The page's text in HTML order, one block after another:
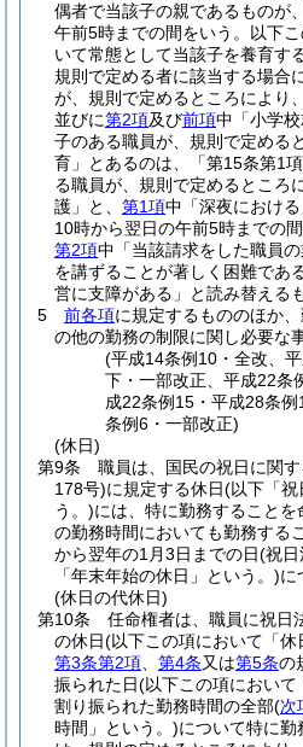
偶者で当該子の親であるものが
午前5時までの間をいう。以下
いて常態として当該子を養育す
規則で定める者に該当する場合
が、規則で定めるところにより
並びに第2項及び前項中「小学
子のある職員が、規則で定める
育」とあるのは、「第15条第1
る職員が、規則で定めるところ
護」と、 第1項中「深夜におけ
10時から翌日の午前5時までの
第2項中「当該請求をした職員
を講ずることが著しく困難であ
営に支障がある」と読み替える
5
前各項に規定するもののほか
の他の勤務の制限に関し必要な
(平成14条例10・全改、
下・一部改正、平成22条
成22条例15・平成28条
条例6・一部改正)
(休日)
第9条
職員は、国民の祝日に関
178号)に規定する休日(以下「祝
う。)には、特に勤務すること
の勤務時間においても勤務する
から翌年の1月3日までの日(祝日
「年末年始の休日」という。)に
(休日の代休日)
第10条
任命権者は、職員に祝日
の休日(以下この項において「休
第3条第2項
第4条又は第5条の
振られた日(以下この項において
割り振られた勤務時間の全部(次
時間」という。)について特に勤